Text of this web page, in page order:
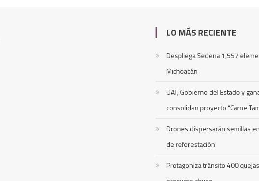
LO MÁS RECIENTE
Despliega Sedena 1,557
Michoacán
UAT, Gobierno del Estado y
consolidan proyecto “Carne
Drones dispersarán semillas
de reforestación
Protagoniza tránsito 400